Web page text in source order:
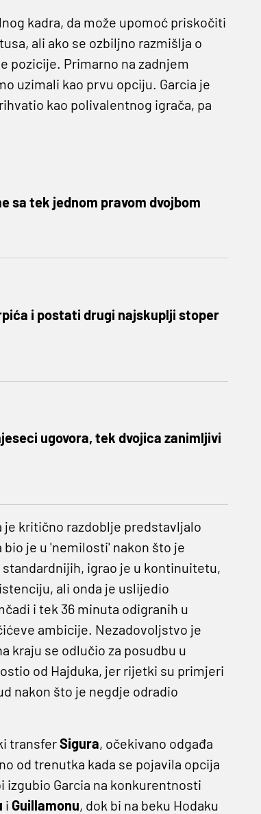
kadra, da može upomoć priskočiti
ali ako se ozbiljno razmišlja o
pozicije. Primarno na zadnjem
uzimali kao prvu opciju. Garcia je
kao polivalentnog igrača, pa
sa tek jednom pravom dvojbom
i postati drugi najskuplji stoper
ugovora, tek dvojica zanimljivi
je kritično razdoblje predstavljalo
je u 'nemilosti' nakon što je
igrao je u kontinuitetu,
ali onda je uslijedio
i tek 36 minuta odigranih u
ambicije. Nezadovoljstvo je
kraju se odlučio za posudbu u
od Hajduka, jer rijetki su primjeri
nakon što je negdje odradio
transferSigura, očekivano odgađa
od trenutka kada se pojavila opcija
izgubio Garcia na konkurentnosti
i Guillamonu, dok bi na beku Hodaku